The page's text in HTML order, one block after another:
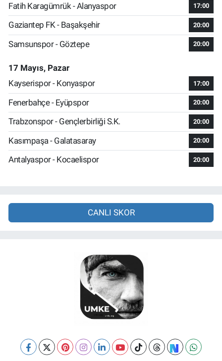
Fatih Karagümrük - Alanyaspor
17:00
Gaziantep FK - Başakşehir 20:00
Samsunspor - Göztepe 20:00
17 Mayıs, Pazar
Kayserispor - Konyaspor
17:00
Fenerbahçe - Eyüpspor 20:00
Trabzonspor - Gençlerbirliği S.K. 20:00
Kasımpaşa - Galatasaray 20:00
Antalyaspor - Kocaelispor 20:00
CANLI SKOR